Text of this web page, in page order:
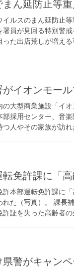
まん延防止等
イルスのまん延防止
署員が見回る特別警
った出店荒しが増え
がイオンモー
大型商業施設「イ
採用センター、音
つ人やその家族が訪
転免許課に「
許本部運転免許課に
れた（写真）。 課長
許証を失った高齢者
県警がキャン